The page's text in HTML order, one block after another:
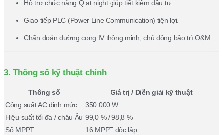
Hỗ trợ chức năng Q at night giúp tiết kiệm đầu tư.
Giao tiếp PLC (Power Line Communication) tiện lợi.
Chẩn đoán đường cong IV thông minh, chủ động bảo trì O&M.
3. Thông số kỹ thuật chính
Thông số
Giá trị / Diễn giải kỹ thuật
Công suất AC định mức
350 000 W
Hiệu suất tối đa / châu Âu 99,0 % / 98,8 %
Số MPPT
16 MPPT độc lập